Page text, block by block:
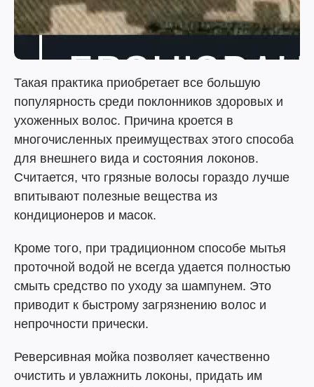
Такая практика приобретает все большую
популярность среди поклонников здоровых и
ухоженных волос. Причина кроется в
многочисленных преимуществах этого способа
для внешнего вида и состояния локонов.
Считается, что грязные волосы гораздо лучше
впитывают полезные вещества из
кондиционеров и масок.
Кроме того, при традиционном способе мытья
проточной водой не всегда удается полностью
смыть средство по уходу за шампунем. Это
приводит к быстрому загрязнению волос и
непрочности прически.
Реверсивная мойка позволяет качественно
очистить и увлажнить локоны, придать им